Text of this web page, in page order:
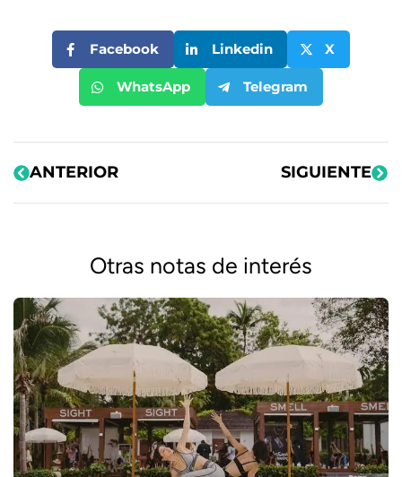
Facebook Linkedin X
WhatsApp Telegram
ANTERIOR SIGUIENTE
Otras notas de interés